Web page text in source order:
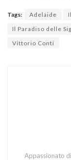
Tags: Adelaide
Il Paradiso delle
Vittorio Conti
Appassionato